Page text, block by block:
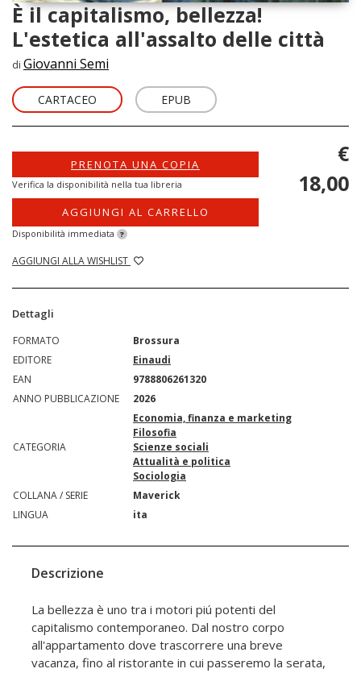
È il capitalismo, bellezza!
L'estetica all'assalto delle città
di Giovanni Semi
CARTACEO EPUB
PRENOTA UNA COPIA
Verifica la disponibilità nella tua libreria
AGGIUNGI AL CARRELLO
Disponibilità immediata ?
AGGIUNGI ALLA WISHLIST
€
18,00
Dettagli
FORMATO
Brossura
EDITORE
Einaudi
EAN
9788806261320
ANNO PUBBLICAZIONE
2026
CATEGORIA
Economia, finanza e marketing
Filosofia
Scienze sociali
Attualità e politica
Sociologia
COLLANA / SERIE
Maverick
LINGUA
ita
Descrizione
La bellezza è uno tra i motori piú potenti del
capitalismo contemporaneo. Dal nostro corpo
all'appartamento dove trascorrere una breve
vacanza, fino al ristorante in cui passeremo la serata,